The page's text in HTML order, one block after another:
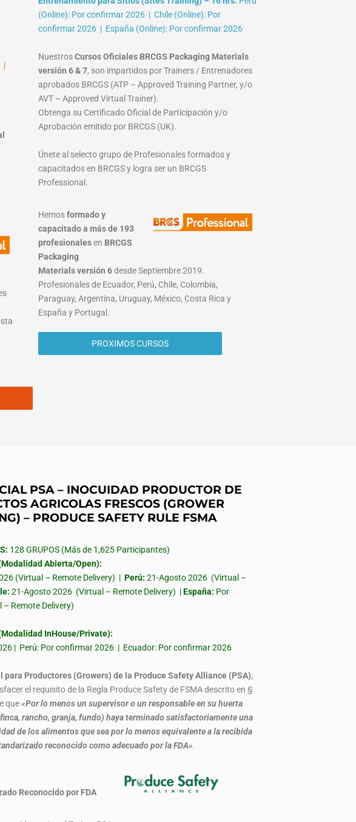
|
(Online): Por confirmar 2026 | Chile (Online): Por
confirmar 2026 | España (Online): Por confirmar 2026
NuestrosCursos Oficiales BRCGS Packaging Materials
versión 6 & 7, son impartidos por Trainers / Entrenadores
aprobados BRCGS (ATP – Approved Training Partner, y/o
AVT – Approved Virtual Trainer).
Obtenga su Certificado Oficial de Participación y/o
Aprobación emitido por BRCGS (UK).
Únete al selecto grupo de Profesionales formados y
capacitados en BRCGS y logra ser un BRCGS
Professional.
Hemosformado y
capacitado a más de 193
profesionalesen BRCGS
Packaging
Materialsversión 6desde Septiembre 2019.
Profesionales de Ecuador, Perú, Chile, Colombia,
Paraguay, Argentina, Uruguay, México, Costa Rica y
España y Portugal.
PROXIMOS CURSOS
PSA – INOCUIDAD PRODUCTOR DE
AGRICOLAS FRESCOS (GROWER
– PRODUCE SAFETY RULE FSMA
128 GRUPOS (Más de 1,625 Participantes)
Abierta/Open):
(Virtual – Remote Delivery) | Perú: 21-Agosto 2026 (Virtual –
21-Agosto 2026 (Virtual – Remote Delivery) |España: Por
Remote Delivery)
InHouse/Private):
| Perú: Por confirmar 2026 | Ecuador: Por confirmar 2026
para Productores (Growers) de la Produce Safety Alliance (PSA),
el requisito de la Regla Produce Safety de FSMA descrito en §
que«Por lo menos un supervisor o un responsable en su huerta
rancho, granja, fundo) haya terminado satisfactoriamente una
de los alimentos que sea por lo menos equivalente a la recibida
reconocido como adecuado por la FDA».
Reconocido por FDA